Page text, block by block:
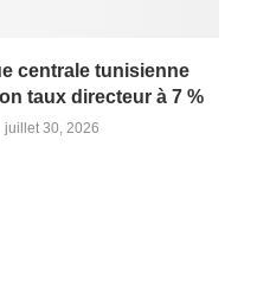
centrale tunisienne
taux directeur à 7 %
juillet 30, 2026